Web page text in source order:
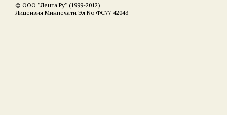
© ООО "Лента.Ру" (1999-2012)
Лицензия Минпечати Эл No ФС77-42043